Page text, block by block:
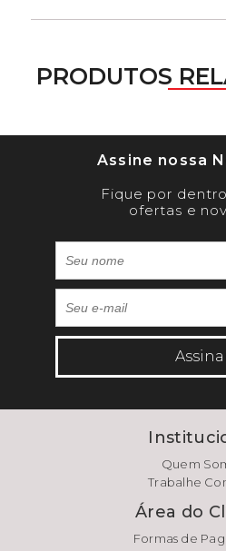
PRODUTOS
Assine nossa
Fique por
ofertas e
Quem
Trabalhe
Área do
Formas de